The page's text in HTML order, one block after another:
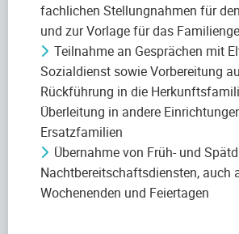
fachlichen Stellungnahmen für
und zur Vorlage für das
Teilnahme an Gesprächen mit
Sozialdienst sowie Vorbereitung
Rückführung in die
Überleitung in andere
Ersatzfamilien
Übernahme von Früh- und
Nachtbereitschaftsdiensten, auch
Wochenenden und Feiertagen